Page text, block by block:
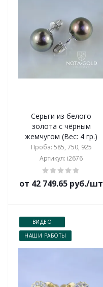
Серьги из белого
золота с чёрным
жемчугом (Вес: 4 гр.)
Проба: 585, 750, 925
Артикул: i2676
от 42 749.65 руб./шт
ВИДЕО
НАШИ РАБОТЫ